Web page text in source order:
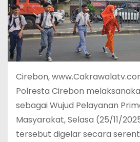
Cirebon,
Polresta Cirebon
sebagai Wujud Pelayanan
Masyarakat, Selasa (25/11/
tersebut digelar secara